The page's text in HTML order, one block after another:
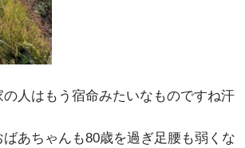
の人はもう宿命みたいなものですね汗
あちゃんも80歳を過ぎ足腰も弱くな